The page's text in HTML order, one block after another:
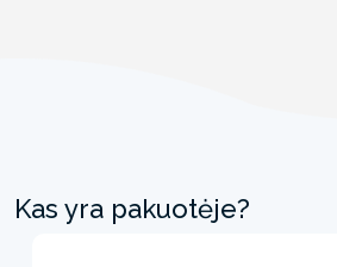
Kas yra pakuotėje?